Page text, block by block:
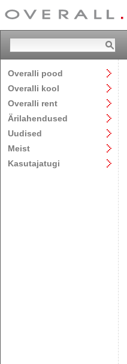
Overalli pood
Overalli kool
Overalli rent
Ärilahendused
Uudised
Meist
Kasutajatugi